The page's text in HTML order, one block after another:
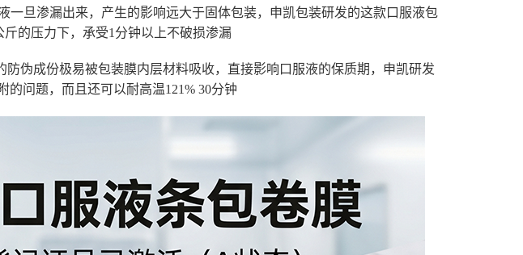
一旦渗漏出来，产生的影响远大于固体包装，申凯包装研发的这款口服液包
的压力下，承受1分钟以上不破损渗漏
伪成份极易被包装膜内层材料吸收，直接影响口服液的保质期，申凯研发
的问题，而且还可以耐高温121% 30分钟